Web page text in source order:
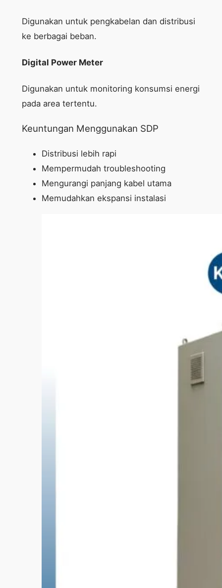
Digunakan untuk pengkabelan dan distribusi
ke berbagai beban.
Digital Power Meter
Digunakan untuk monitoring konsumsi energi
pada area tertentu.
Keuntungan Menggunakan SDP
Distribusi lebih rapi
Mempermudah troubleshooting
Mengurangi panjang kabel utama
Memudahkan ekspansi instalasi